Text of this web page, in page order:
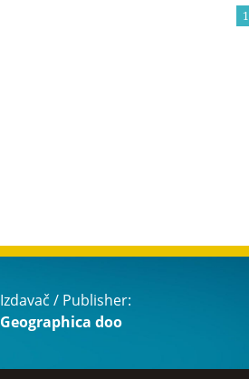
1
Izdavač / Publisher:
Geographica doo